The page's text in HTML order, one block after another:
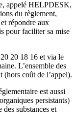
appelé HELPDESK,
du règlement,
répondre aux
pour faciliter sa mise
20 18 16 et via le
L’ensemble des
coût de l’appel).
est aussi
persistants)
substances et